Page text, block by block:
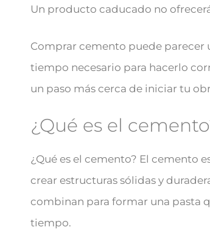
Un producto caducado no
Comprar cemento puede parecer
tiempo necesario para hacerlo
un paso más cerca de iniciar tu
¿Qué es el
¿Qué es el cemento? El cemento
crear estructuras sólidas y
combinan para formar una pasta
tiempo.